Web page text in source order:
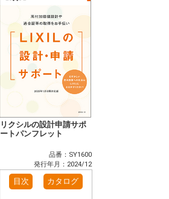
リクシルの設計申請サポ
ートパンフレット
品番：SY1600
発行年月：2024/12
目次 カタログ